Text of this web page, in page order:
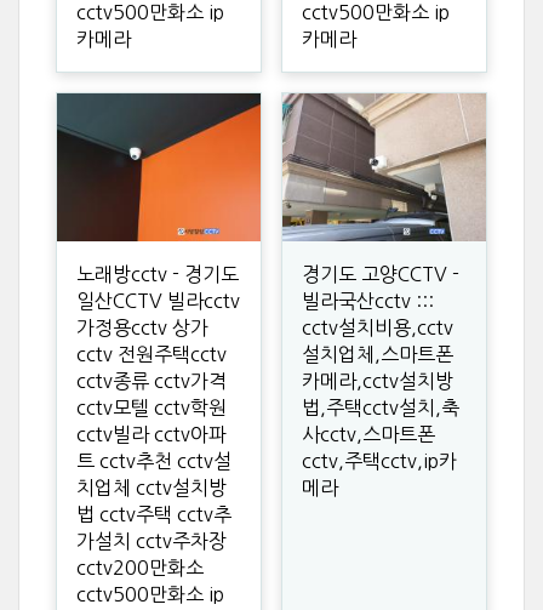
cctv500만화소 ip
카메라
cctv500만화소 ip
카메라
노래방cctv - 경기도
일산CCTV 빌라cctv
가정용cctv 상가
cctv 전원주택cctv
cctv종류 cctv가격
cctv모텔 cctv학원
cctv빌라 cctv아파
트 cctv추천 cctv설
치업체 cctv설치방
법 cctv주택 cctv추
가설치 cctv주차장
cctv200만화소
cctv500만화소 ip
경기도 고양CCTV -
빌라국산cctv :::
cctv설치비용,cctv
설치업체,스마트폰
카메라,cctv설치방
법,주택cctv설치,축
사cctv,스마트폰
cctv,주택cctv,ip카
메라